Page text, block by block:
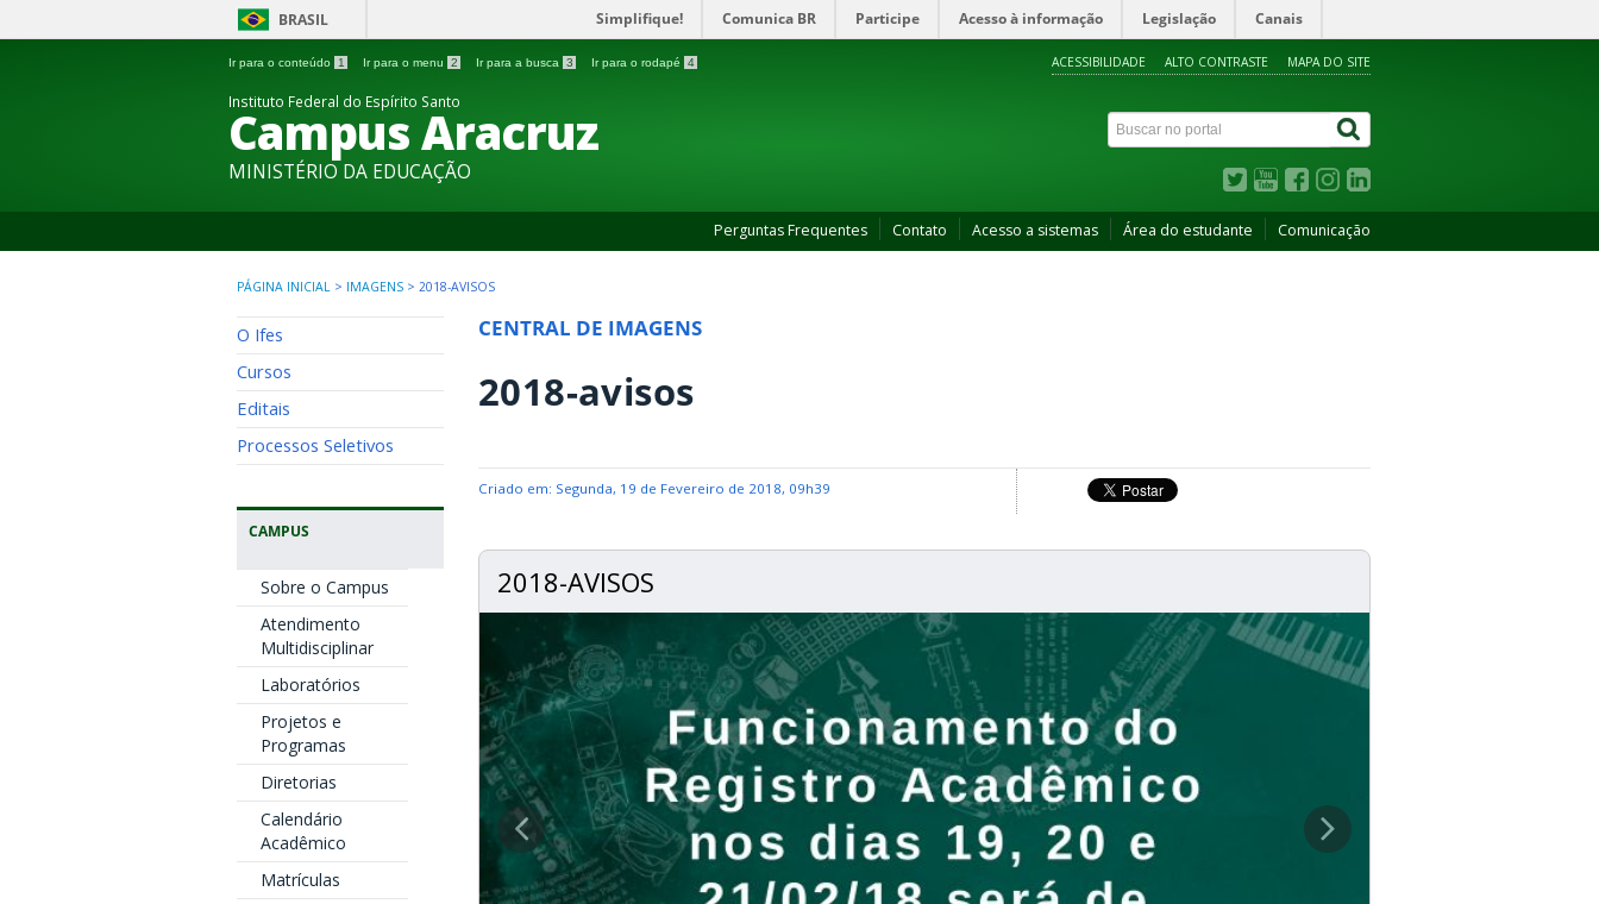
BRASIL Simplifique! Comunica BR Participe Acesso à informação Legislação Canais
Ir para o conteúdo 1 Ir para o menu 2 Ir para a busca 3 Ir para o rodapé 4 ACESSIBILIDADE ALTO CONTRASTE MAPA DO SITE
Instituto Federal do Espírito Santo
Campus Aracruz
MINISTÉRIO DA EDUCAÇÃO
Perguntas Frequentes Contato Acesso a sistemas Área do estudante Comunicação
PÁGINA INICIAL > IMAGENS > 2018-AVISOS
O Ifes
Cursos
Editais
Processos Seletivos
CAMPUS
Sobre o Campus
Atendimento
Multidisciplinar
Laboratórios
Projetos e
Programas
Diretorias
Calendário
Acadêmico
Matrículas
CENTRAL DE IMAGENS
2018-avisos
Criado em: Segunda, 19 de Fevereiro de 2018, 09h39
2018-AVISOS